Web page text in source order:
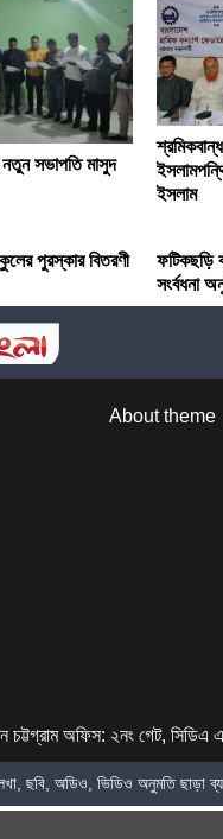
সভাপতি মাসুদ
ইসলাম
পুরস্কার বিতরণী
ফটিকছড়ি
সংর্বধনা
About theme
চট্টগ্রাম অফিস: ২নং গেট, সিডিএ
ছবি, অডিও, ভিডিও অনুমতি ছাড়া